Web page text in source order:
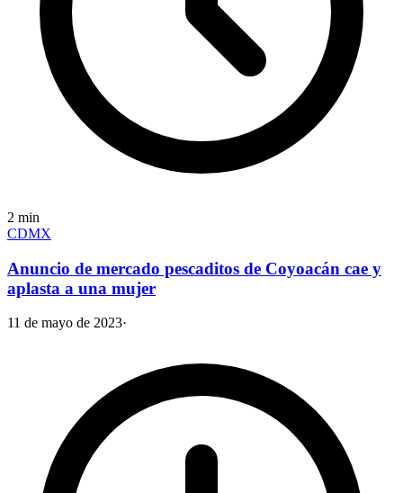
2 min
CDMX
Anuncio de mercado pescaditos de Coyoacán cae y
aplasta a una mujer
11 de mayo de 2023·